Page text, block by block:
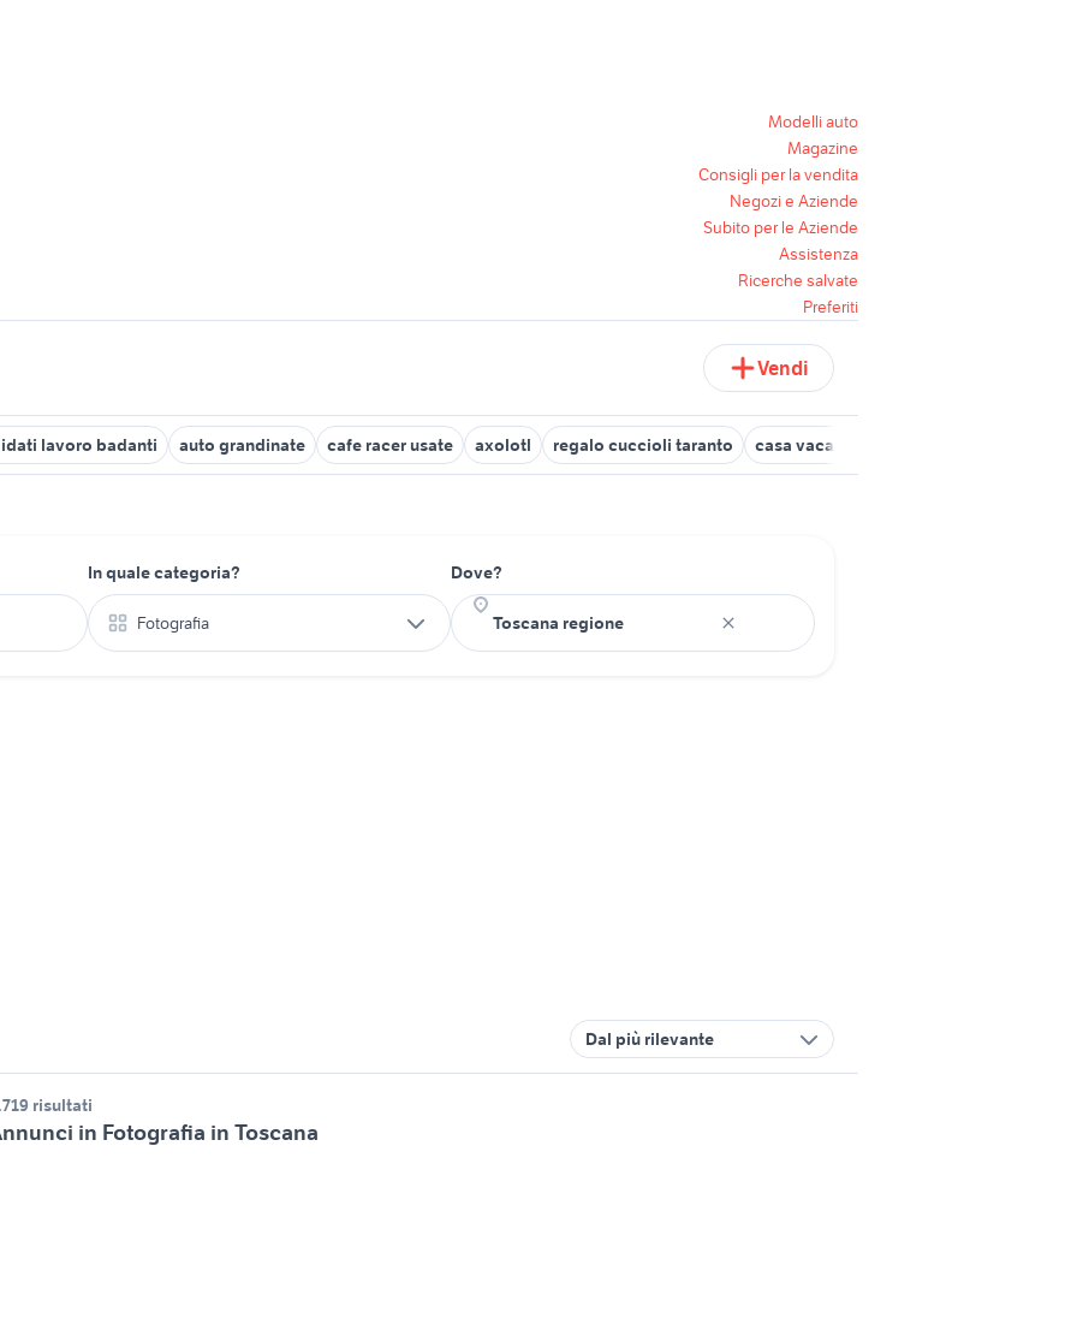
Modelli auto
Magazine
Consigli per la vendita
Negozi e Aziende
Subito per le Aziende
Assistenza
Ricerche salvate
Preferiti
Vendi
lavoro badanti auto grandinate cafe racer usate axolotl regalo cuccioli taranto casa vacanza tortora marina
In quale categoria?
Fotografia
Dove?
Dal più rilevante
risultati
in Fotografia in Toscana